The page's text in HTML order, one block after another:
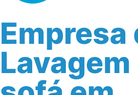
Empresa
Lavagem